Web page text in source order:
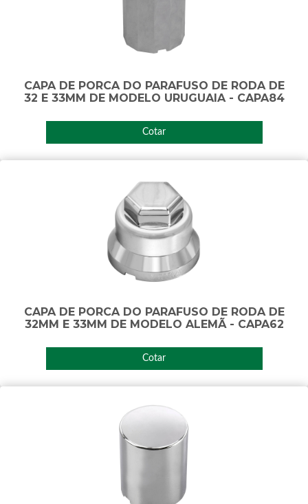
CAPA DE PORCA DO PARAFUSO DE RODA DE
32 E 33MM DE MODELO URUGUAIA - CAPA84
Cotar
CAPA DE PORCA DO PARAFUSO DE RODA DE
32MM E 33MM DE MODELO ALEMÃ - CAPA62
Cotar